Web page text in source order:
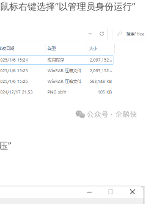
标右键选择“以管理员身份运行”
”